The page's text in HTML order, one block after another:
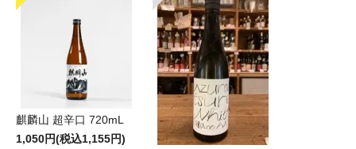
麒麟山 超辛口 720mL
1,050円(税込1,155円)